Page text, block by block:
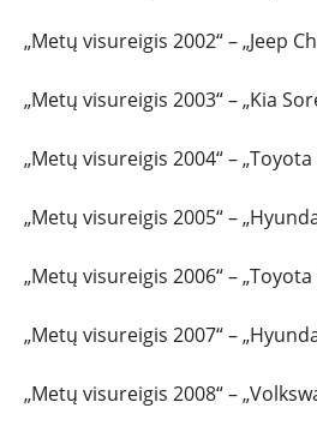
„Metų visureigis 2002“ – „Jeep
„Metų visureigis 2003“ – „Kia
„Metų visureigis 2004“ –
„Metų visureigis 2005“ –
„Metų visureigis 2006“ – „Toyota
„Metų visureigis 2007“ –
„Metų visureigis 2008“ –